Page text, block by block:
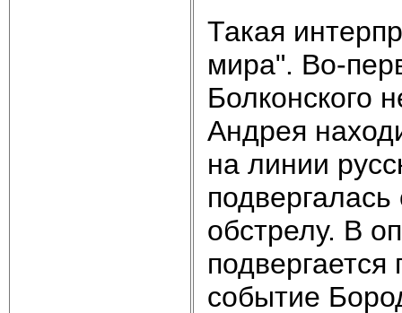
Такая
мира". Во-
Болконского
Андрея
на линии
обстрелу. В
событие